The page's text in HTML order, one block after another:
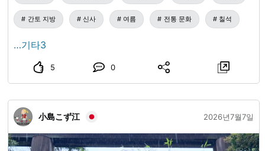
간토 지방 신사 여름 전통 문화 칠석
…기타3
5 0
小島こず江 2026년7월7일